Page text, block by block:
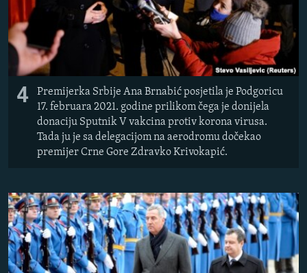
4
Premijerka Srbije Ana Brnabić posjetila je Podgoricu
17. februara 2021. godine prilikom čega je donijela
donaciju Sputnik V vakcina protiv korona virusa.
Tada ju je sa delegacijom na aerodromu dočekao
premijer Crne Gore Zdravko Krivokapić.